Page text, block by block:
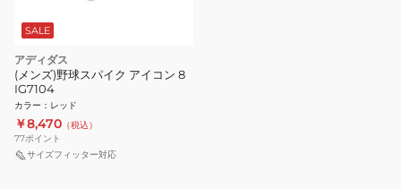
SALE
アディダス
(メンズ)野球スパイク アイコン 8
IG7104
カラー ： レッド
￥8,470 （税込）
77ポイント
サイズフィッター対応